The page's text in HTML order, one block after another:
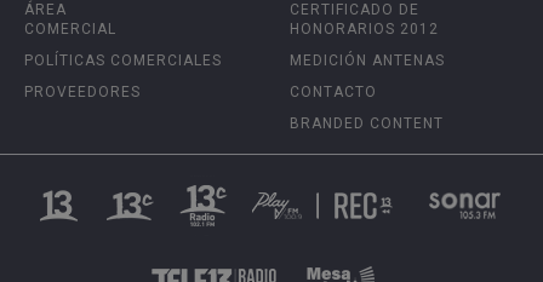
ÁREA
COMERCIAL
POLÍTICAS COMERCIALES
PROVEEDORES
CERTIFICADO DE
HONORARIOS 2012
MEDICIÓN ANTENAS
CONTACTO
BRANDED CONTENT